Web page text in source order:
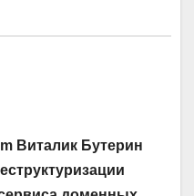
Виталик Бутерин